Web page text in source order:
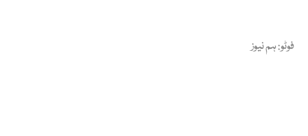
فوٹو: ہم نیوز